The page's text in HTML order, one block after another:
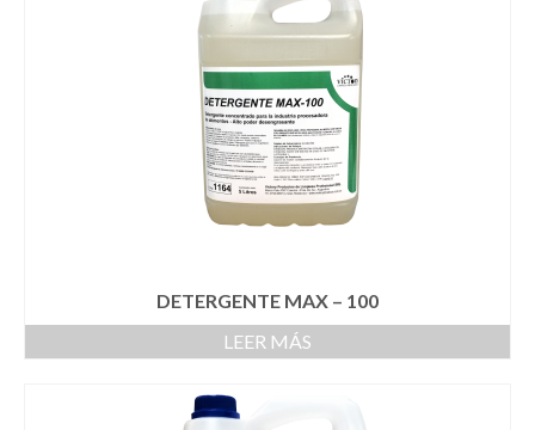
DETERGENTE MAX – 100
LEER MÁS